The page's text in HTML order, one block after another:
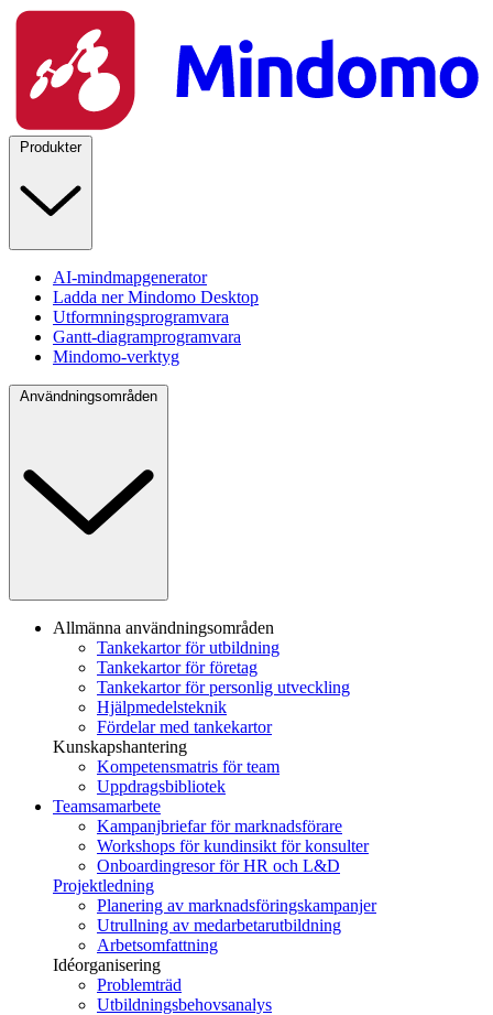
Produkter
AI-mindmapgenerator
Ladda ner Mindomo Desktop
Utformningsprogramvara
Gantt-diagramprogramvara
Mindomo-verktyg
Användningsområden
Allmänna användningsområden
Tankekartor för utbildning
Tankekartor för företag
Tankekartor för personlig utveckling
Hjälpmedelsteknik
Fördelar med tankekartor
Kunskapshantering
Kompetensmatris för team
Uppdragsbibliotek
Teamsamarbete
Kampanjbriefar för marknadsförare
Workshops för kundinsikt för konsulter
Onboardingresor för HR och L&D
Projektledning
Planering av marknadsföringskampanjer
Utrullning av medarbetarutbildning
Arbetsomfattning
Idéorganisering
Problemträd
Utbildningsbehovsanalys